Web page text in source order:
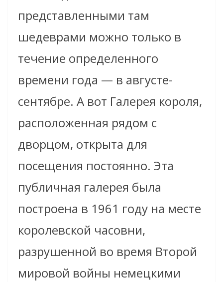
представленными там
шедеврами можно только в
течение определенного
времени года — в августе-
сентябре. А вот Галерея короля,
расположенная рядом с
дворцом, открыта для
посещения постоянно. Эта
публичная галерея была
построена в 1961 году на месте
королевской часовни,
разрушенной во время Второй
мировой войны немецкими